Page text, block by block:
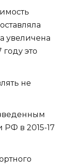
увеличена
году это
не
РФ в 2015-17